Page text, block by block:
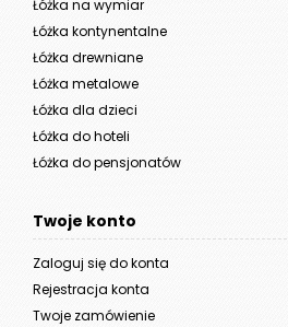
Łóżka na wymiar
Łóżka kontynentalne
Łóżka drewniane
Łóżka metalowe
Łóżka dla dzieci
Łóżka do hoteli
Łóżka do pensjonatów
Twoje konto
Zaloguj się do konta
Rejestracja konta
Twoje zamówienie